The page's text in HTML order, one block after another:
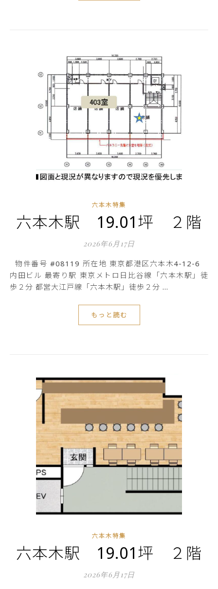
六本木特集
六本木駅 19.01坪 ２階
2026年6月17日
物件番号 #08119 所在地 東京都港区六本木4-12-6
内田ビル 最寄り駅 東京メトロ日比谷線「六本木駅」徒
歩２分 都営大江戸線「六本木駅」徒歩２分 …
もっと読む
六本木特集
六本木駅 19.01坪 ２階
2026年6月17日